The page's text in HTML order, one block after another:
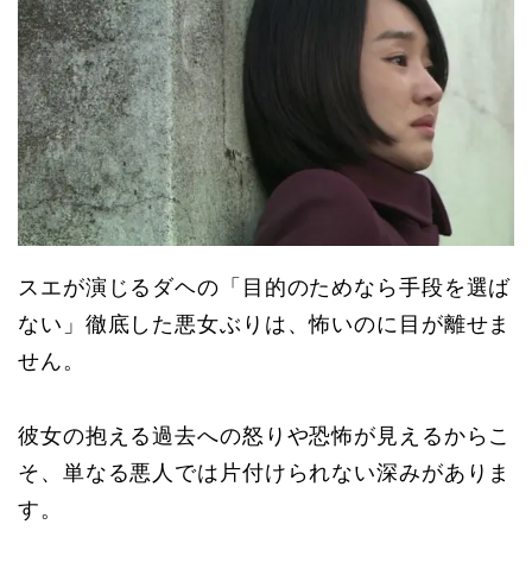
スエが演じるダヘの「目的のためなら手段を選ば
ない」徹底した悪女ぶりは、怖いのに目が離せま
せん。
彼女の抱える過去への怒りや恐怖が見えるからこ
そ、単なる悪人では片付けられない深みがありま
す。